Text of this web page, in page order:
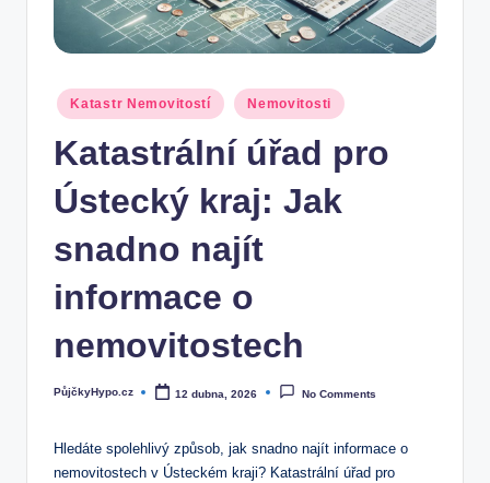
PostedKatastr Nemovitostí Nemovitosti
Katastrální úřad pro
Ústecký kraj: Jak
snadno najít
informace o
nemovitostech
Posted
PůjčkyHypo.cz 12 dubna, 2026 No Comments
Hledáte spolehlivý způsob, jak snadno najít informace o
nemovitostech v Ústeckém kraji? Katastrální úřad pro